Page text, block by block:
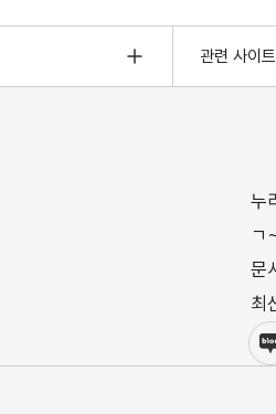
관련 사이
누
ㄱ
문
최
블